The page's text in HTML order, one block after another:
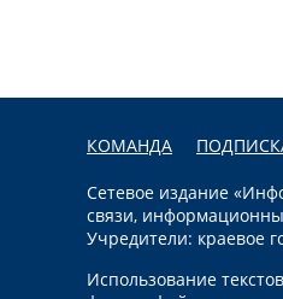
КОМАНДА
Сетевое издание
связи,
Учредители: краевое
Использование